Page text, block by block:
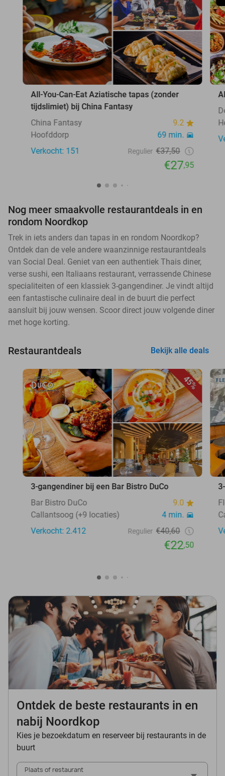
All-You-Can-Eat Aziatische tapas (zonder
tijdslimiet) bij China Fantasy
China Fantasy
9.2
Hoofddorp
69 min.
Verkocht: 151
Regulier €37,50
€27,95
Nog meer smaakvolle restaurantdeals in en
rondom Noordkop
Trek in iets anders dan tapas in en rondom Noordkop?
Ontdek dan de vele andere waanzinnige restaurantdeals
van Social Deal. Geniet van een authentiek Thais diner,
verse sushi, een Italiaans restaurant, verrassende Chinese
specialiteiten of een klassiek 3-gangendiner. Je vindt altijd
een fantastische culinaire deal in de buurt die perfect
aansluit bij jouw wensen. Scoor direct jouw volgende diner
met hoge korting.
Restaurantdeals Bekijk alle deals
45%
3-gangendiner bij een Bar Bistro DuCo
Bar Bistro DuCo
9.0
Callantsoog (+9 locaties)
4 min.
Verkocht: 2.412
Regulier €40,60
€22,50
Ontdek de beste restaurants in en
nabij Noordkop
Kies je bezoekdatum en reserveer bij restaurants in de
buurt
Plaats of restaurant